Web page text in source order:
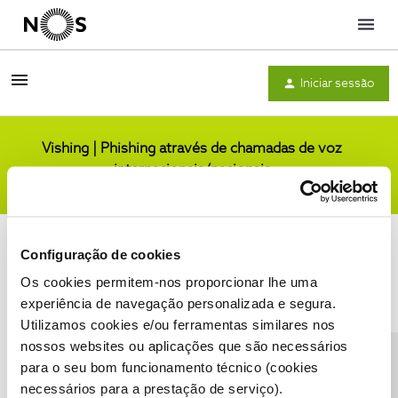
Configuração de cookies
Os cookies permitem-nos proporcionar lhe uma
experiência de navegação personalizada e segura.
Utilizamos cookies e/ou ferramentas similares nos
nossos websites ou aplicações que são necessários
para o seu bom funcionamento técnico (cookies
necessários para a prestação de serviço).
Menu
Iniciar sessão
Vishing | Phishing através de chamadas de voz
internacionais/nacionais
Condições do Fórum NOS Accessibility statement